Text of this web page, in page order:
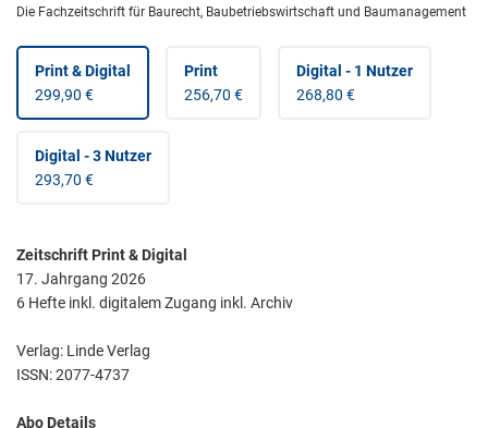
Die Fachzeitschrift für Baurecht, Baubetriebswirtschaft und Baumanagement
Print & Digital
299,90 €
Print
256,70 €
Digital - 1 Nutzer
268,80 €
Digital - 3 Nutzer
293,70 €
Zeitschrift Print & Digital
17. Jahrgang 2026
6 Hefte inkl. digitalem Zugang inkl. Archiv
Verlag: Linde Verlag
ISSN:2077-4737
Abo Details